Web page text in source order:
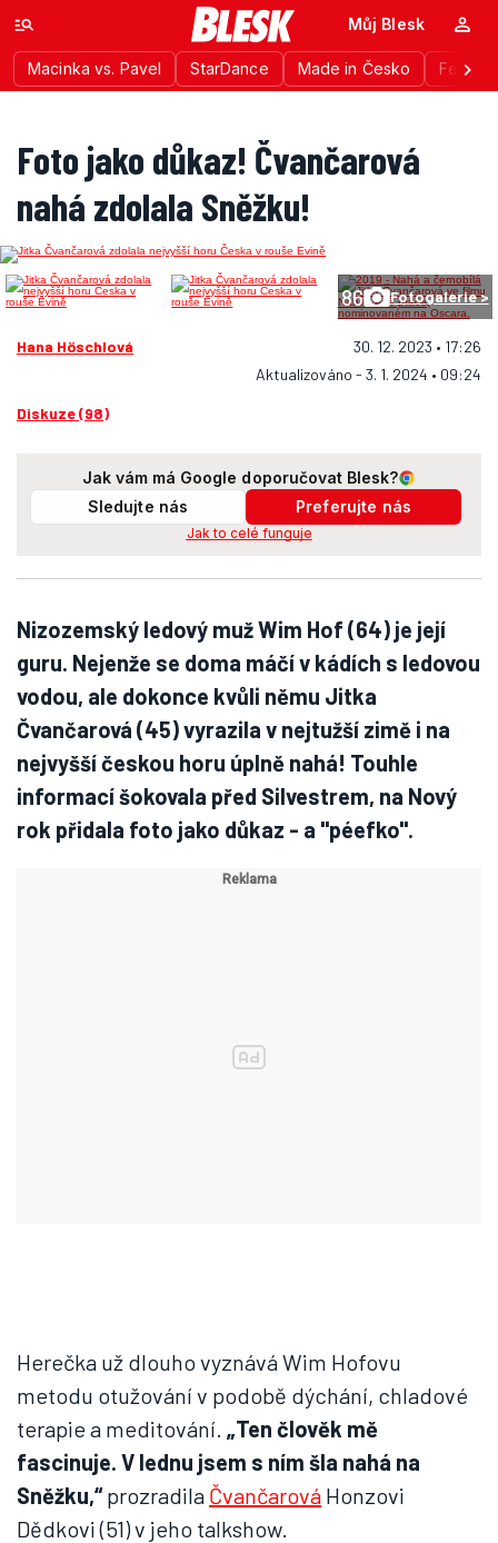
Macinka vs. Pavel StarDance Made in Česko
Můj Blesk
Foto jako důkaz! Čvančarová
nahá zdolala Sněžku!
86 Fotogalerie >
Hana Höschlová
30. 12. 2023 • 17:26
Aktualizováno - 3. 1. 2024 • 09:24
Diskuze (98)
Jak vám má Google doporučovat Blesk?
Sledujte nás
Preferujte nás
Jak to celé funguje
Nizozemský ledový muž Wim Hof (64) je její
guru. Nejenže se doma máčí v kádích s ledovou
vodou, ale dokonce kvůli němu Jitka
Čvančarová (45) vyrazila v nejtužší zimě i na
nejvyšší českou horu úplně nahá! Touhle
informací šokovala před Silvestrem, na Nový
rok přidala foto jako důkaz - a "péefko".
Herečka už dlouho vyznává Wim Hofovu
metodu otužování v podobě dýchání, chladové
terapie a meditování. „Ten člověk mě
fascinuje. V lednu jsem s ním šla nahá na
Sněžku,“prozradila Čvančarová Honzovi
Dědkovi (51) v jeho talkshow.